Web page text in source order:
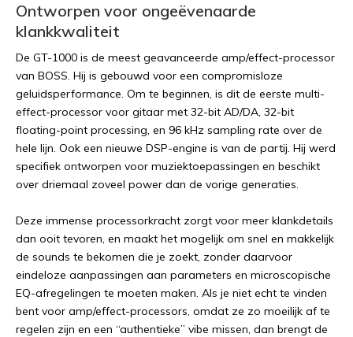
Ontworpen voor ongeëvenaarde
klankkwaliteit
De GT-1000 is de meest geavanceerde amp/effect-processor
van BOSS. Hij is gebouwd voor een compromisloze
geluidsperformance. Om te beginnen, is dit de eerste multi-
effect-processor voor gitaar met 32-bit AD/DA, 32-bit
floating-point processing, en 96 kHz sampling rate over de
hele lijn. Ook een nieuwe DSP-engine is van de partij. Hij werd
specifiek ontworpen voor muziektoepassingen en beschikt
over driemaal zoveel power dan de vorige generaties.
Deze immense processorkracht zorgt voor meer klankdetails
dan ooit tevoren, en maakt het mogelijk om snel en makkelijk
de sounds te bekomen die je zoekt, zonder daarvoor
eindeloze aanpassingen aan parameters en microscopische
EQ-afregelingen te moeten maken. Als je niet echt te vinden
bent voor amp/effect-processors, omdat ze zo moeilijk af te
regelen zijn en een “authentieke” vibe missen, dan brengt de